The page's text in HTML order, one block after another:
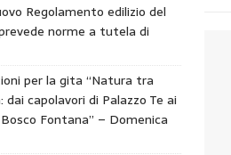
Regolamento edilizio del
norme a tutela di
per la gita “Natura tra
capolavori di Palazzo Te ai
Fontana” – Domenica